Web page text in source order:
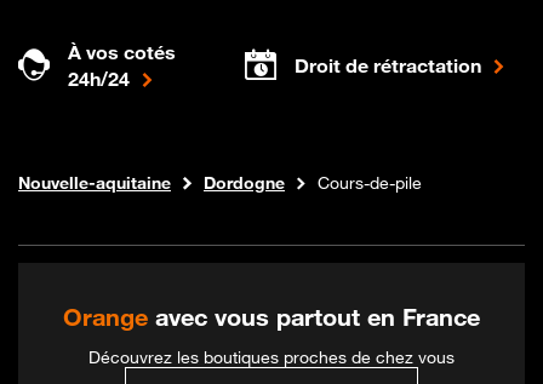
À vos cotés
24h/24
Droit de rétractation
Boutique Orange
Internet fibre
Nouvelle-aquitaine Dordogne Cours-de-pile